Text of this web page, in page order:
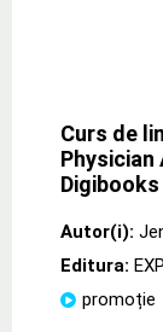
Curs de
Autor(i):
Editura:
promoție